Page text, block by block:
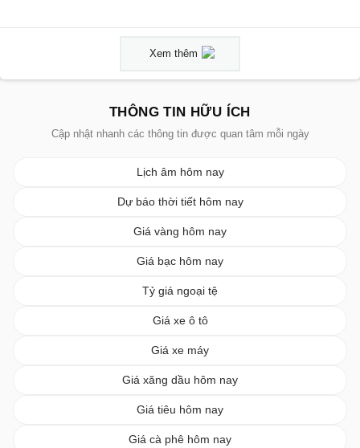
Xem thêm
THÔNG TIN HỮU ÍCH
Cập nhật nhanh các thông tin được quan tâm mỗi ngày
Lịch âm hôm nay
Dự báo thời tiết hôm nay
Giá vàng hôm nay
Giá bạc hôm nay
Tỷ giá ngoại tệ
Giá xe ô tô
Giá xe máy
Giá xăng dầu hôm nay
Giá tiêu hôm nay
Giá cà phê hôm nay